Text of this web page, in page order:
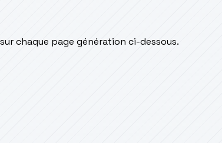
chaque page génération ci-dessous.